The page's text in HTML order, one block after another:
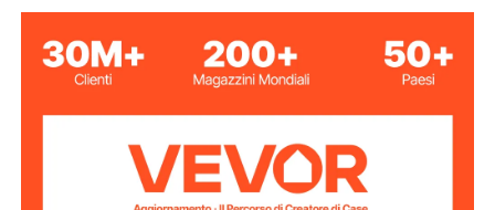
Colore Rosa
piastra riscaldante
mm
700 W (USA) / 900 W
(AU/UE)